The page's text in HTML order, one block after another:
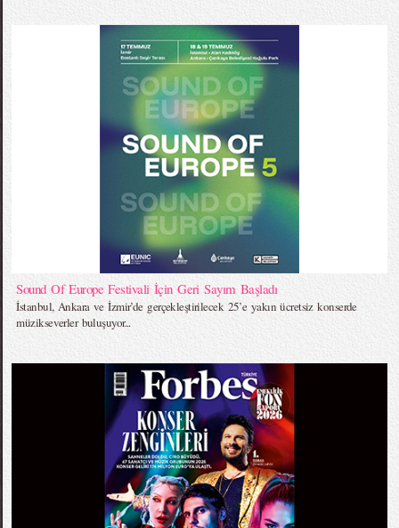
Sound Of Europe Festivali İçin Geri Sayım Başladı
İstanbul, Ankara ve İzmir’de gerçekleştirilecek 25’e yakın ücretsiz konserde
müzikseverler buluşuyor...